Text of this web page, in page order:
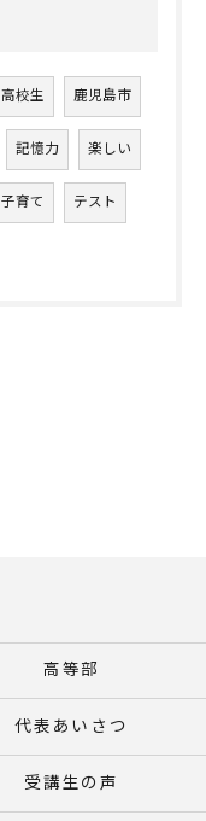
高校生 鹿児島市
記憶力 楽しい
子育て テスト
高等部
代表あいさつ
受講生の声